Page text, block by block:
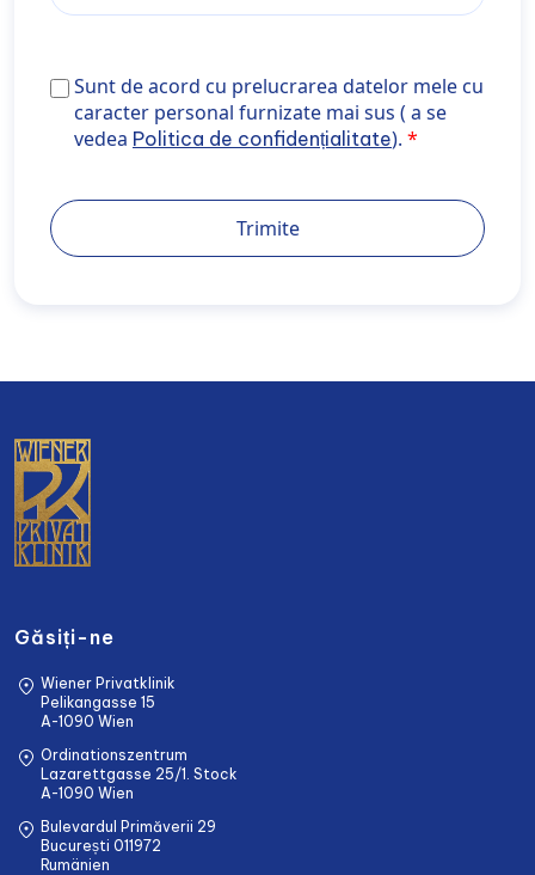
Sunt de acord cu prelucrarea datelor mele cu
personal furnizate mai sus ( a se vedea <a
href="https://wiener-privatklinik.com/ro/politica-de-
Sunt de acord cu prelucrarea datelor mele cu
caracter personal furnizate mai sus ( a se
vedea Politica de confidențialitate).
Trimite
Găsiți-ne
Wiener Privatklinik
Pelikangasse 15
A-1090 Wien
Ordinationszentrum
Lazarettgasse 25/1. Stock
A-1090 Wien
Bulevardul Primăverii 29
București 011972
Rumänien